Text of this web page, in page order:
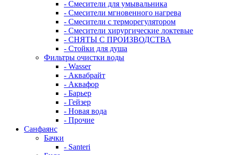
- Смесители для умывальника
- Смесители мгновенного нагрева
- Смесители с терморегулятором
- Смесители хирургические локтевые
- СНЯТЫ С ПРОИЗВОДСТВА
- Стойки для душа
Фильтры очистки воды
- Wasser
- Аквабрайт
- Аквафор
- Барьер
- Гейзер
- Новая вода
- Прочие
Санфаянс
Бачки
- Santeri